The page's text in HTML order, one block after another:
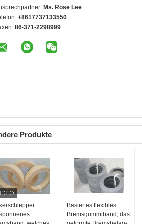
Ms. Rose Lee
+8617737133550
86-371-2298999
Produkte
Basiertes flexibles
Bremsgummiband, das